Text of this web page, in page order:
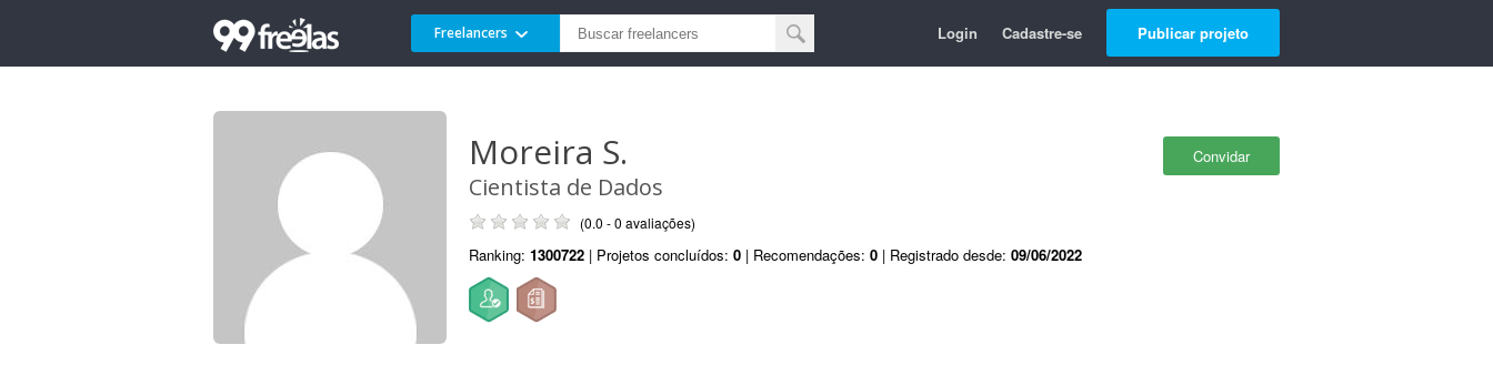
Freelancers Login Cadastre-se Publicar projeto
Convidar
Moreira S.
Cientista de Dados
(0.0 - 0 avaliações)
Ranking: 1300722 | Projetos concluídos: 0 | Recomendações: 0 | Registrado desde: 09/06/2022